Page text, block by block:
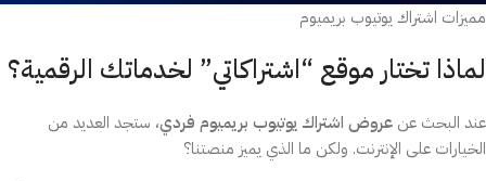
مميزات اشتراك يوتيوب بريميوم
لماذا تختار موقع “اشتراكاتي” لخدماتك الرقمية؟
عند البحث عن عروض اشتراك يوتيوب بريميوم فردي، ستجد العديد من
الخيارات على الإنترنت. ولكن ما الذي يميز منصتنا؟